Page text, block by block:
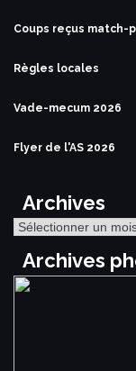
Coups reçus match-
Règles locales
Vade-mecum 2026
Flyer de l'AS 2026
Archives
Archives
Archives